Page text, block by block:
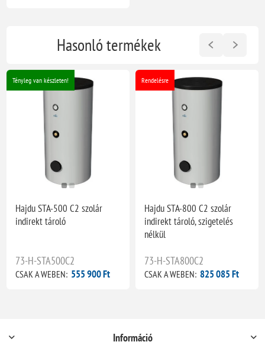
Hasonló termékek
Tényleg van készleten!
Hajdu STA-500 C2 szolár
indirekt tároló
73-H-STA500C2
CSAK A WEBEN: 555 900 Ft
Rendelésre
Hajdu STA-800 C2 szolár
indirekt tároló, szigetelés
nélkül
73-H-STA800C2
CSAK A WEBEN: 825 085 Ft
Információ